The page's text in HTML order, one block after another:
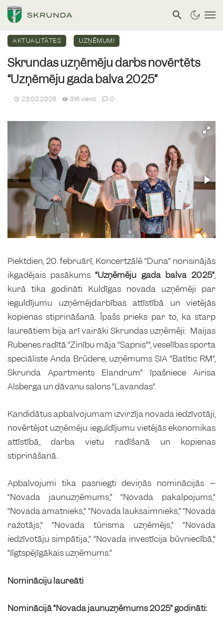
AKTUALITĀTES UZŅĒMUMI
Skrundas uzņēmēju darbs novērtēts
“Uzņēmēju gada balva 2025”
23.02.2026 316 views 0
Piektdien, 20. februārī, Koncertzālē “Duna” norisinājās
ikgadējais pasākums“Uzņēmēju gada balva 2025”,
kurā tika godināti Kuldīgas novada uzņēmēji par
ieguldījumu uzņēmējdarbības attīstībā un vietējās
kopienas stiprināšanā. Īpašs prieks par to, ka starp
laureātiem bija arī vairāki Skrundas uzņēmēji: Maijas
Rubenes radītā “Zinību māja “Sapnis””, veselības sporta
speciāliste Anda Brūdere, uzņēmums SIA “Batltic RM”,
Skrunda Apartments Elandrum” īpašniece Airisa
Alsberga un dāvanu salons “Lavandas”.
Kandidātus apbalvojumam izvirzīja novada iedzīvotāji,
novērtējot uzņēmēju ieguldījumu vietējās ekonomikas
attīstībā, darba vietu radīšanā un kopienas
stiprināšanā.
Apbalvojumi tika pasniegti deviņās nominācijās –
“Novada jaunuzņēmums,” “Novada pakalpojums,”
“Novada amatnieks,” “Novada lauksaimnieks,” “Novada
ražotājs,” “Novada tūrisma uzņēmējs,” “Novada
iedzīvotāju simpātija,” “Novada investīcija būvniecībā,”
“Ilgtspējīgākais uzņēmums.”
Nomināciju laureāti
Nominācijā “Novada jaunuzņēmums 2025” godināti: